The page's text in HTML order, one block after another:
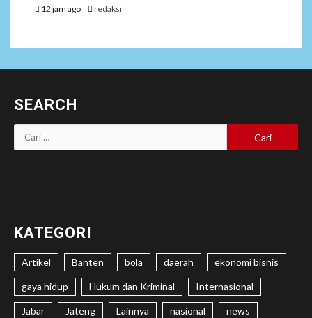
12 jam ago redaksi
SEARCH
Cari
untuk:
KATEGORI
Artikel Banten bola daerah ekonomi bisnis
gaya hidup Hukum dan Kriminal Internasional
Jabar Jateng Lainnya nasional news